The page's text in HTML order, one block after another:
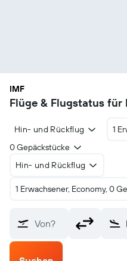
IMF
Flüge & Flugstatus für
Hin- und Rückflug 1
0 Gepäckstücke
Hin- und Rückflug
1 Erwachsener, Economy, 0
Von?